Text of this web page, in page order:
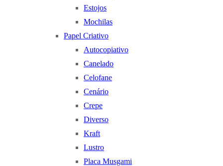
Estojos
Mochilas
Papel Criativo
Autocopiativo
Canelado
Celofane
Cenário
Crepe
Diverso
Kraft
Lustro
Placa Musgami